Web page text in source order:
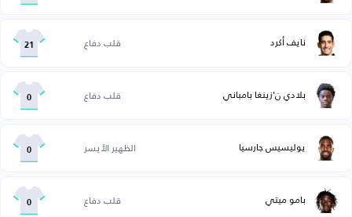
نايف أكرد قلب دفاع 21
بلادي ن'زينغا بامباني قلب دفاع 0
يوليسيس جارسيا الظهير الأيسر 0
بامو ميتي قلب دفاع 0